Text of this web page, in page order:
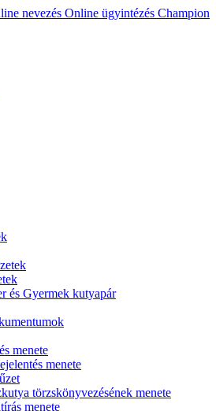
nevezés Online ügyintézés Champion
és Gyermek kutyapár
menete
menete
törzskönyvezésének menete
menete